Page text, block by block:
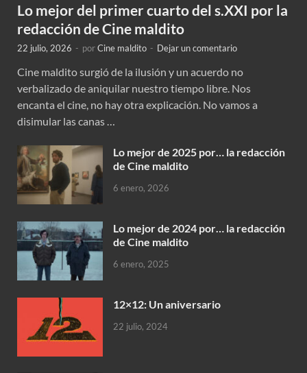
Lo mejor del primer cuarto del s.XXI por la
redacción de Cine maldito
22 julio, 2026 - porCine maldito - Dejar un comentario
Cine maldito surgió de la ilusión y un acuerdo no
verbalizado de aniquilar nuestro tiempo libre. Nos
encanta el cine, no hay otra explicación. No vamos a
disimular las canas …
Lo mejor de 2025 por… la redacción
de Cine maldito
6 enero, 2026
Lo mejor de 2024 por… la redacción
de Cine maldito
6 enero, 2025
12×12: Un aniversario
22 julio, 2024